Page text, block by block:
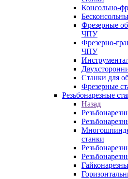
Консольно-
Фрезерные
ЧПУ
Фрезерно-
ЧПУ
Станки для
Фрезерные
Резьбонарезные
Назад
станки